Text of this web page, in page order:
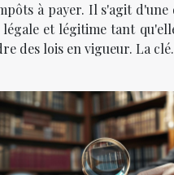
à payer. Il s'agit
et légitime tant
des lois en vigueur. La